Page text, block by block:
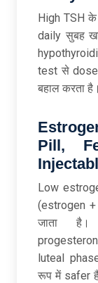
High TSH
daily सुबह
test से dose
बहाल करता है।​
Pill,
Low
(estrogen +
जाता है।
luteal
रूप में safer